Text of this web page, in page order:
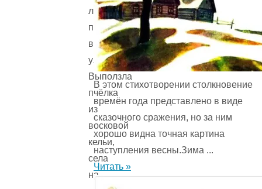
луч
попал
в
улей.
Выползла
пчёлка
из
восковой
кельи,
села
на
В этом стихотворении столкновение
времён года представ­лено в виде
сказочного сражения, но за ним
хорошо видна точная картина
наступления весны.Зима ...
Читать »